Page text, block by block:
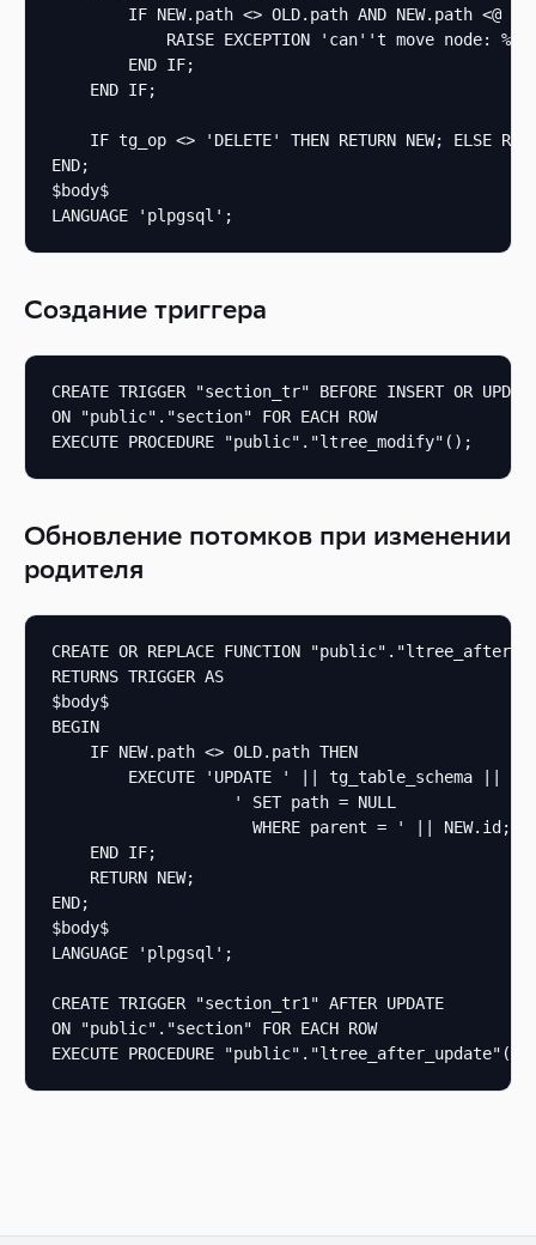
IF NEW.path <> OLD.path AND NEW.path <@
RAISE EXCEPTION 'can''t move node: %
        END IF;
    END IF;
IF tg_op <> 'DELETE' THEN RETURN NEW; ELSE
END;
$body$
LANGUAGE 'plpgsql';
Создание триггера
CREATE TRIGGER "section_tr" BEFORE INSERT OR
ON "public"."section" FOR EACH ROW
EXECUTE PROCEDURE "public"."ltree_modify"();
Обновление потомков при изменении
родителя
CREATE OR REPLACE FUNCTION
RETURNS TRIGGER AS
$body$
BEGIN
    IF NEW.path <> OLD.path THEN
EXECUTE 'UPDATE ' || tg_table_schema ||
                   ' SET path = NULL
                     WHERE parent = ' || NEW.id;
    END IF;
    RETURN NEW;
END;
$body$
LANGUAGE 'plpgsql';
CREATE TRIGGER "section_tr1" AFTER UPDATE
ON "public"."section" FOR EACH ROW
EXECUTE PROCEDURE "public"."ltree_after_update"();